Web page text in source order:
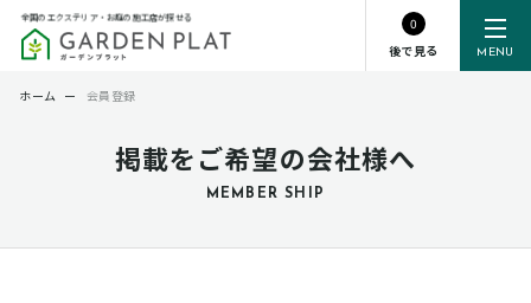
MENU
全国のエクステリア・お庭の施工店が探せる
0
後で見る
掲載をご希望の会社様へ
MEMBER SHIP
ホーム ー 会員登録